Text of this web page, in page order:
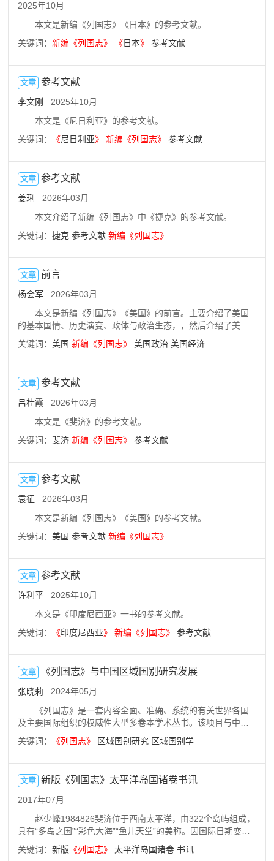
2025年10月
本文是新编《列国志》《日本》的参考文献。
关键词：新编 《列国志》 《日本》 参考文献
文章 参考文献
李文刚
2025年10月
本文是《尼日利亚》的参考文献。
关键词：
《尼日利亚》 新编 《列国志》 参考文献
文章 参考文献
姜琍
2026年03月
本文介绍了新编《列国志》中《捷克》的参考文献。
关键词：捷克 参考文献 新编 《列国志》
文章 前言
杨会军
2026年03月
本文是新编《列国志》《美国》的前言。主要介绍了美国
的基本国情、历史演变、政体与政治生态，，然后介绍了美国
的经济发展、新兴科技，之后介绍了美国的社会治理、文教发
展和国家安全，最后介绍了中美关系。
关键词：美国 新编 《列国志》 美国政治 美国经济
文章 参考文献
吕桂霞
2026年03月
本文是《斐济》的参考文献。
关键词：斐济 新编 《列国志》 参考文献
文章 参考文献
袁征
2026年03月
本文是新编《列国志》《美国》的参考文献。
关键词：美国 参考文献 新编 《列国志》
文章 参考文献
许利平
2025年10月
本文是《印度尼西亚》一书的参考文献。
关键词：
《印度尼西亚》 新编 《列国志》 参考文献
文章 《列国志》与中国区域国别研究发展
张晓莉
2024年05月
《列国志》是一套内容全面、准确、系统的有关世界各国
及主要国际组织的权威性大型多卷本学术丛书。该项目与中国
区域国别研究发展相同步，经过二十多年发展，从纸质图书到
数据库，已经涵盖全球所有主权国家和主要国际组织，培养了
的当下，以《列国志》为抓手，可以加强对中国新一代区域国
别研究人才的培养，加快中国自有区域国别基础知识库的建
建设，进而为中国参与全球治理、构建人类命运共同体提供智
力支持。
关键词： 《列国志》 区域国别研究 区域国别学
文章 新版《列国志》太平洋岛国诸卷书讯
2017年07月
赵少峰1984826斐济位于西南太平洋，由322个岛屿组成，
具有“多岛之国”“彩色大海”“鱼儿天堂”的美称。因国际日期变更
线穿越该国，它又被称作“子午线上的岛国”“迎接新的一天的大
门”。目前斐济已经成为南太平洋最热门的度假胜地、全球十大
关键词：新版 《列国志》 太平洋岛国诸卷 书讯